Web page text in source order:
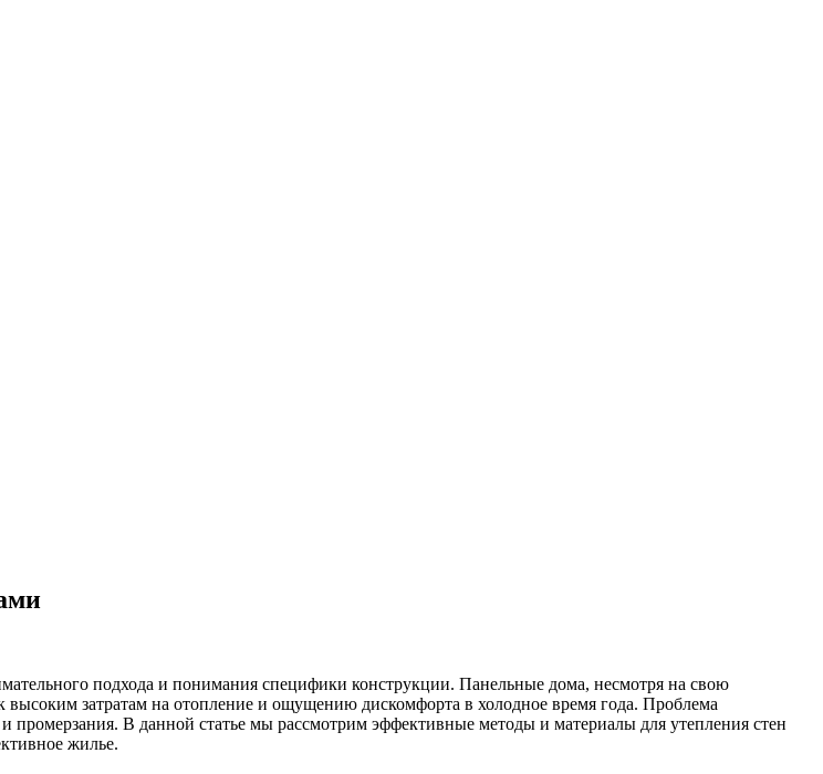
подхода и понимания специфики конструкции. Панельные дома, несмотря на свою
высоким затратам на отопление и ощущению дискомфорта в холодное время года. Проблема
промерзания. В данной статье мы рассмотрим эффективные методы и материалы для утепления стен
жилье.